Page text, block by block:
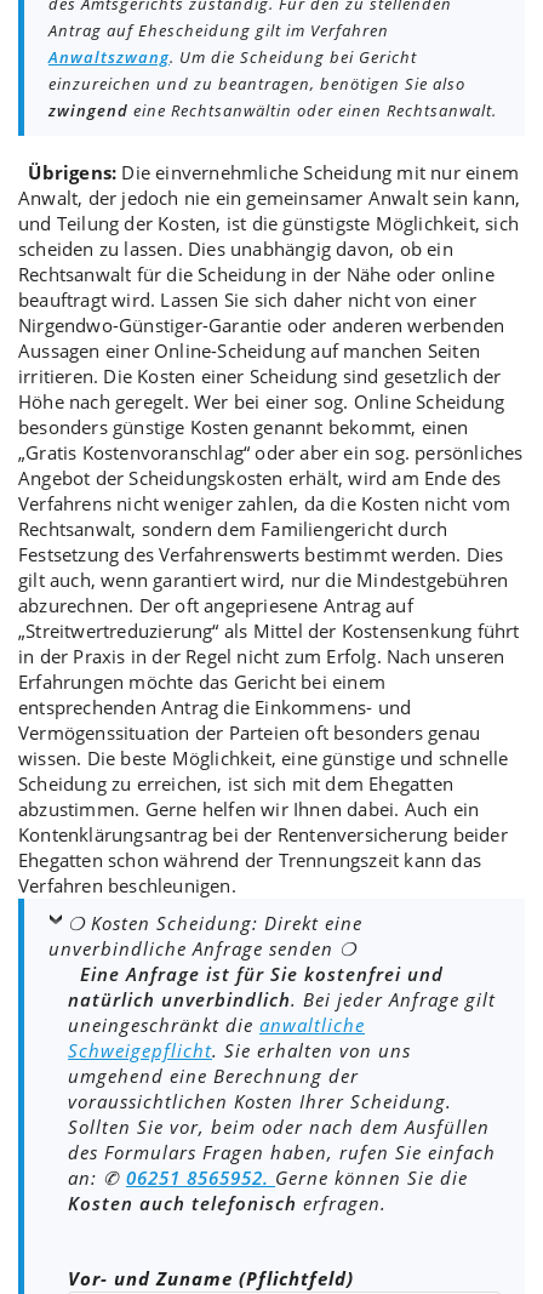
Antrag auf Ehescheidung gilt im Verfahren
Anwaltszwang. Um die Scheidung bei Gericht
einzureichen und zu beantragen, benötigen Sie also
zwingend eine Rechtsanwältin oder einen Rechtsanwalt.
Übrigens: Die einvernehmliche Scheidung mit nureinem
Anwalt, der jedoch nie ein gemeinsamer Anwalt sein kann,
und Teilung der Kosten, ist die günstigste Möglichkeit, sich
scheiden zu lassen. Dies unabhängig davon, ob ein
Rechtsanwalt für die Scheidung in der Nähe oder online
beauftragt wird. Lassen Sie sich daher nicht von einer
Nirgendwo-Günstiger-Garantie oder anderenwerbenden
Aussagen einer Online-Scheidung auf manchen Seiten
irritieren. Die Kosten einer Scheidung sind gesetzlich der
Höhe nach geregelt. Wer bei einer sog. Online Scheidung
besonders günstige Kosten genannt bekommt, einen
„Gratis Kostenvoranschlag“ oder aber ein sog. persönliches
Angebot der Scheidungskosten erhält, wird am Ende des
Verfahrens nicht weniger zahlen, da die Kosten nicht vom
Rechtsanwalt, sondern dem Familiengericht durch
Festsetzung desVerfahrenswerts bestimmt werden. Dies
gilt auch, wenn garantiert wird, nur die Mindestgebühren
abzurechnen. Der oft angepriesene Antrag auf
„Streitwertreduzierung“ als Mittel der Kostensenkung führt
in der Praxis in der Regel nicht zum Erfolg. Nach unseren
Erfahrungen möchte das Gericht bei einem
entsprechenden Antrag die Einkommens- und
Vermögenssituation der Parteien oft besonders genau
wissen. Die beste Möglichkeit, eine günstige und schnelle
Scheidungzu erreichen, ist sich mit dem Ehegatten
abzustimmen. Gerne helfen wir Ihnen dabei. Auch ein
Kontenklärungsantrag bei der Rentenversicherung beider
Ehegatten schon während der Trennungszeit kann das
Verfahren beschleunigen.
❍ Kosten Scheidung: Direkt eine
unverbindliche Anfrage senden ❍
Eine Anfrage ist für Sie kostenfrei und
natürlich unverbindlich. Bei jeder Anfrage gilt
uneingeschränkt die anwaltliche
Schweigepflicht. Sie erhalten von uns
umgehend eine Berechnung der
voraussichtlichen Kosten Ihrer Scheidung.
Sollten Sie vor, beim oder nach dem Ausfüllen
des Formulars Fragen haben, rufen Sie einfach
an: ✆ 06251 8565952. Gerne können Sie die
Kosten auch telefonisch erfragen.
Vor- und Zuname (Pflichtfeld)